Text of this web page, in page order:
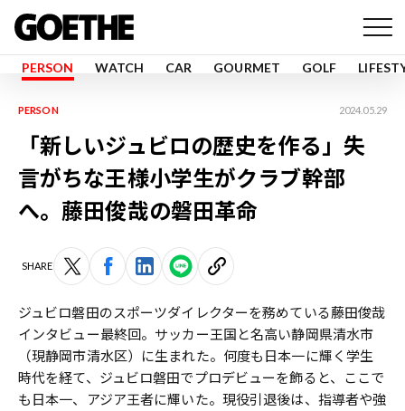
PERSON WATCH CAR GOURMET GOLF
PERSON 2024.05.29
「新しいジュビロの歴史を作る」失
言がちな王様小学生がクラブ幹部
へ。藤田俊哉の磐田革命
SHARE
ジュビロ磐田のスポーツダイレクターを務めている藤田俊哉
インタビュー最終回。サッカー王国と名高い静岡県清水市
（現静岡市清水区）に生まれた。何度も日本一に輝く学生
時代を経て、ジュビロ磐田でプロデビューを飾ると、ここで
も日本一、アジア王者に輝いた。現役引退後は、指導者や強